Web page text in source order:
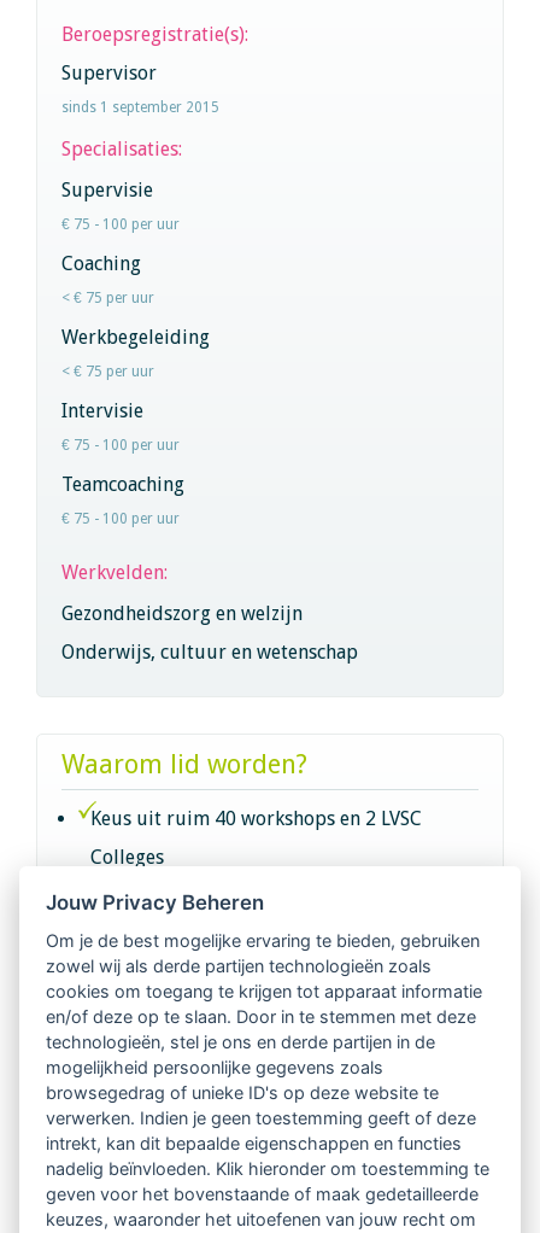
Beroepsregistratie(s):
Supervisor
sinds 1 september 2015
Specialisaties:
Supervisie
€ 75 - 100 per uur
Coaching
< € 75 per uur
Werkbegeleiding
< € 75 per uur
Intervisie
€ 75 - 100 per uur
Teamcoaching
€ 75 - 100 per uur
Werkvelden:
Gezondheidszorg en welzijn
Onderwijs, cultuur en wetenschap
Waarom lid worden?
Keus uit ruim 40 workshops en 2 LVSC
Colleges
Intervisie met geregistreerde vakgenoten
Netwerk van 2100 professionals in 14
regio's
Vindbaar voor opdrachtgevers
Tijdschrift voor
Begeleidingskunde & kennisbank
Beroepsregistratie (LVSC keurmerk)
Jouw Privacy Beheren
Om je de best mogelijke ervaring te bieden, gebruiken
zowel wij als derde partijen technologieën zoals
cookies om toegang te krijgen tot apparaat informatie
en/of deze op te slaan. Door in te stemmen met deze
technologieën, stel je ons en derde partijen in de
mogelijkheid persoonlijke gegevens zoals
browsegedrag of unieke ID's op deze website te
verwerken. Indien je geen toestemming geeft of deze
intrekt, kan dit bepaalde eigenschappen en functies
nadelig beïnvloeden. Klik hieronder om toestemming te
geven voor het bovenstaande of maak gedetailleerde
keuzes, waaronder het uitoefenen van jouw recht om